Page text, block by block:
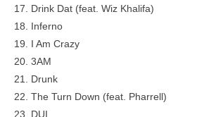
17. Drink Dat (feat. Wiz Khalifa)
18. Inferno
19. I Am Crazy
20. 3AM
21. Drunk
22. The Turn Down (feat. Pharrell)
23. DUI